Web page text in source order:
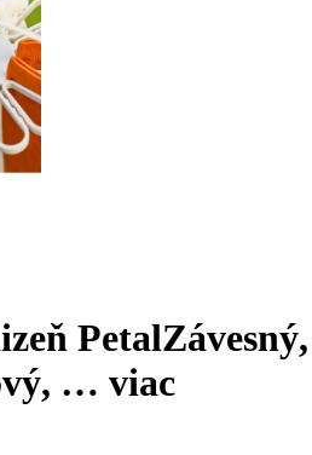
PetalZávesný,
, … viac